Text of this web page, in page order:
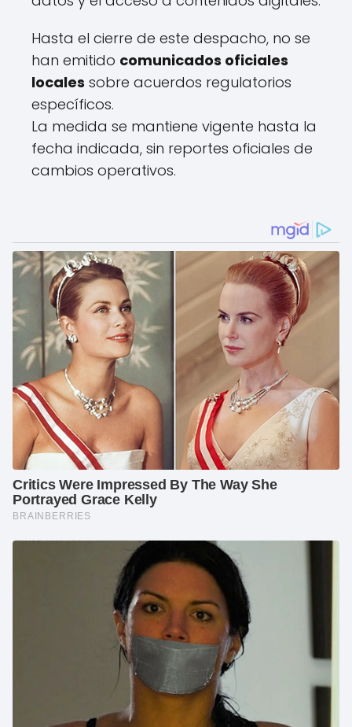
Hasta el cierre de este despacho, no se
han emitido comunicados oficiales
locales sobre acuerdos regulatorios
específicos.
La medida se mantiene vigente hasta la
fecha indicada, sin reportes oficiales de
cambios operativos.